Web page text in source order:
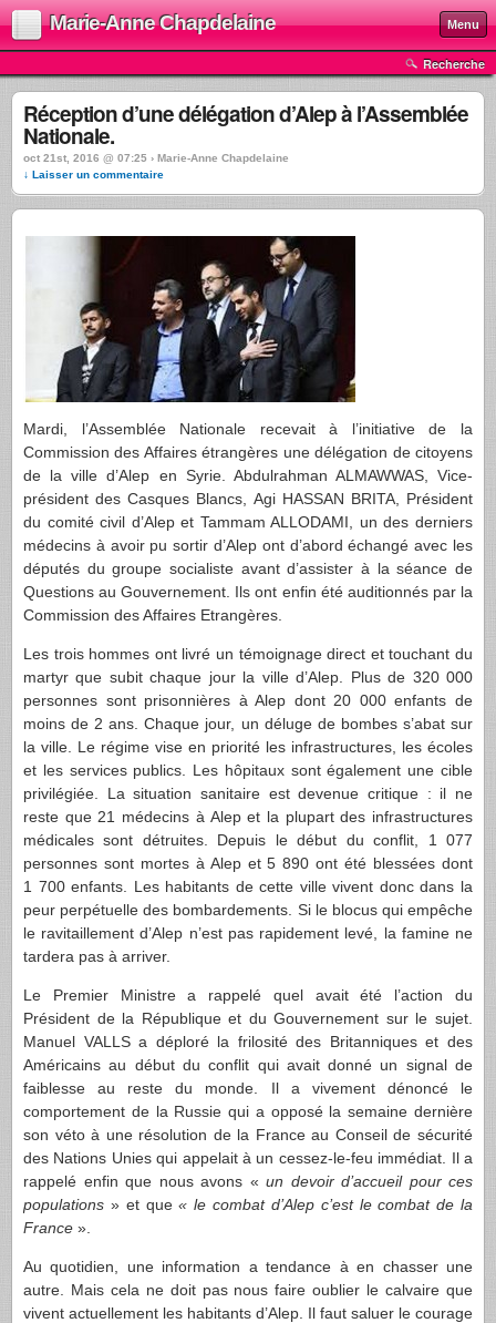
Marie-Anne Chapdelaine Menu
Recherche
Réception d’une délégation d’Alep à l’Assemblée
Nationale.
oct 21st, 2016 @ 07:25 › Marie-Anne Chapdelaine
↓ Laisser un commentaire
Mardi, l’Assemblée Nationale recevait à l’initiative de la
Commission des Affaires étrangères une délégation de citoyens
de la ville d’Alep en Syrie. Abdulrahman ALMAWWAS, Vice-
président des Casques Blancs, Agi HASSAN BRITA, Président
du comité civil d’Alep et Tammam ALLODAMI, un des derniers
médecins à avoir pu sortir d’Alep ont d’abord échangé avec les
députés du groupe socialiste avant d’assister à la séance de
Questions au Gouvernement. Ils ont enfin été auditionnés par la
Commission des Affaires Etrangères.
Les trois hommes ont livré un témoignage direct et touchant du
martyr que subit chaque jour la ville d’Alep. Plus de 320 000
personnes sont prisonnières à Alep dont 20 000 enfants de
moins de 2 ans. Chaque jour, un déluge de bombes s’abat sur
la ville. Le régime vise en priorité les infrastructures, les écoles
et les services publics. Les hôpitaux sont également une cible
privilégiée. La situation sanitaire est devenue critique : il ne
reste que 21 médecins à Alep et la plupart des infrastructures
médicales sont détruites. Depuis le début du conflit, 1 077
personnes sont mortes à Alep et 5 890 ont été blessées dont
1 700 enfants. Les habitants de cette ville vivent donc dans la
peur perpétuelle des bombardements. Si le blocus qui empêche
le ravitaillement d’Alep n’est pas rapidement levé, la famine ne
tardera pas à arriver.
Le Premier Ministre a rappelé quel avait été l’action du
Président de la République et du Gouvernement sur le sujet.
Manuel VALLS a déploré la frilosité des Britanniques et des
Américains au début du conflit qui avait donné un signal de
faiblesse au reste du monde. Il a vivement dénoncé le
comportement de la Russie qui a opposé la semaine dernière
son véto à une résolution de la France au Conseil de sécurité
des Nations Unies qui appelait à un cessez-le-feu immédiat. Il a
rappelé enfin que nous avons « un devoir d’accueil pour ces
populations » et que« le combat d’Alep c’est le combat de la
France ».
Au quotidien, une information a tendance à en chasser une
autre. Mais cela ne doit pas nous faire oublier le calvaire que
vivent actuellement les habitants d’Alep. Il faut saluer le courage